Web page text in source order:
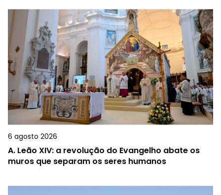
6 agosto 2026
A. Leão XIV: a revolução do Evangelho abate os
muros que separam os seres humanos